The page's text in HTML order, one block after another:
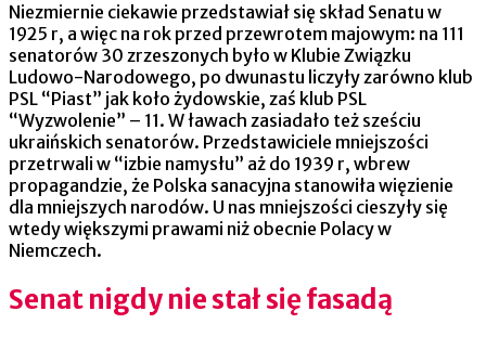
Niezmiernie ciekawie przedstawiał się skład Senatu w
1925 r, a więc na rok przed przewrotem majowym: na 111
senatorów 30 zrzeszonych było w Klubie Związku
Ludowo-Narodowego, po dwunastu liczyły zarówno klub
PSL “Piast” jak koło żydowskie, zaś klub PSL
“Wyzwolenie” – 11. W ławach zasiadało też sześciu
ukraińskich senatorów. Przedstawiciele mniejszości
przetrwali w “izbie namysłu” aż do 1939 r, wbrew
propagandzie, że Polska sanacyjna stanowiła więzienie
dla mniejszych narodów. U nas mniejszości cieszyły się
wtedy większymi prawami niż obecnie Polacy w
Niemczech.
Senat nigdy nie stał się fasadą